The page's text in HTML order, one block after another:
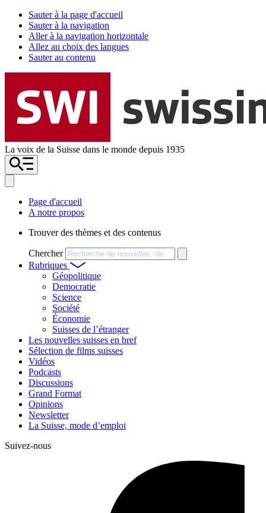
Sauter à la page d'accueil
Sauter à la navigation
Aller à la navigation horizontale
Allez au choix des langues
Sauter au contenu
La voix de la Suisse dans le monde depuis 1935
Page d'accueil
A notre propos
Trouver des thèmes et des contenus
Chercher
Rubriques
Géopolitique
Democratie
Science
Société
Économie
Suisses de l’étranger
Les nouvelles suisses en bref
Sélection de films suisses
Vidéos
Podcasts
Discussions
Grand Format
Opinions
Newsletter
La Suisse, mode d’emploi
Suivez-nous